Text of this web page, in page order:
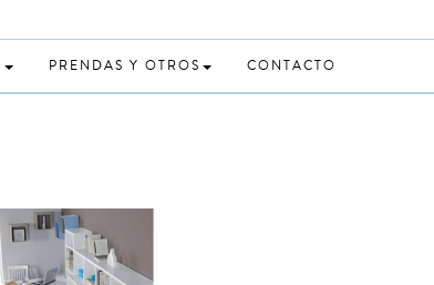
PRENDAS Y OTROS CONTACTO